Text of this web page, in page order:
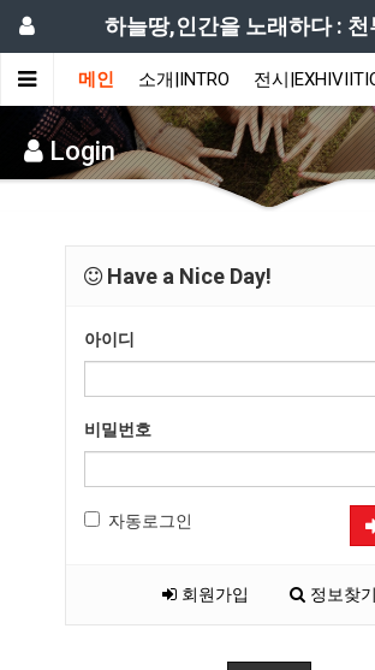
하늘땅,인간을 노래하다 :
메인 소개|INTRO 전시
Login
Have a Nice Day!
아이디
비밀번호
자동로그인
회원가입 정보찾기